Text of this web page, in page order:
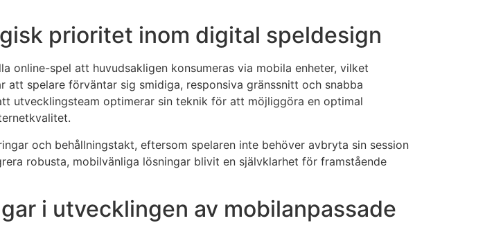
prioritet inom digital speldesign
online-spel att huvudsakligen konsumeras via mobila enheter, vilket
spelare förväntar sig smidiga, responsiva gränssnitt och snabba
utvecklingsteam optimerar sin teknik för att möjliggöra en optimal
och behållningstakt, eftersom spelaren inte behöver avbryta sin session
robusta, mobilvänliga lösningar blivit en självklarhet för framstående
i utvecklingen av mobilanpassade